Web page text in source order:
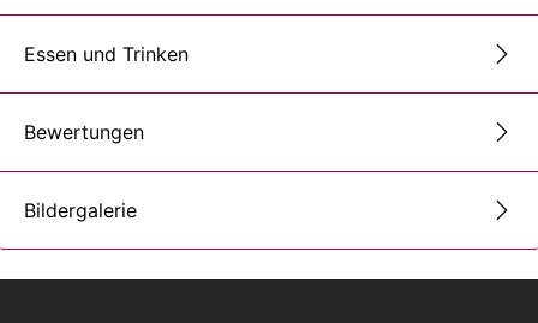
Essen und Trinken
Bewertungen
Bildergalerie